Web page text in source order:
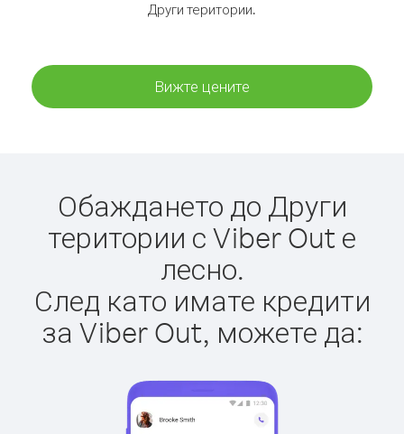
Други територии.
Вижте цените
Обаждането до Други
територии с Viber Out е
лесно.
След като имате кредити
за Viber Out, можете да: